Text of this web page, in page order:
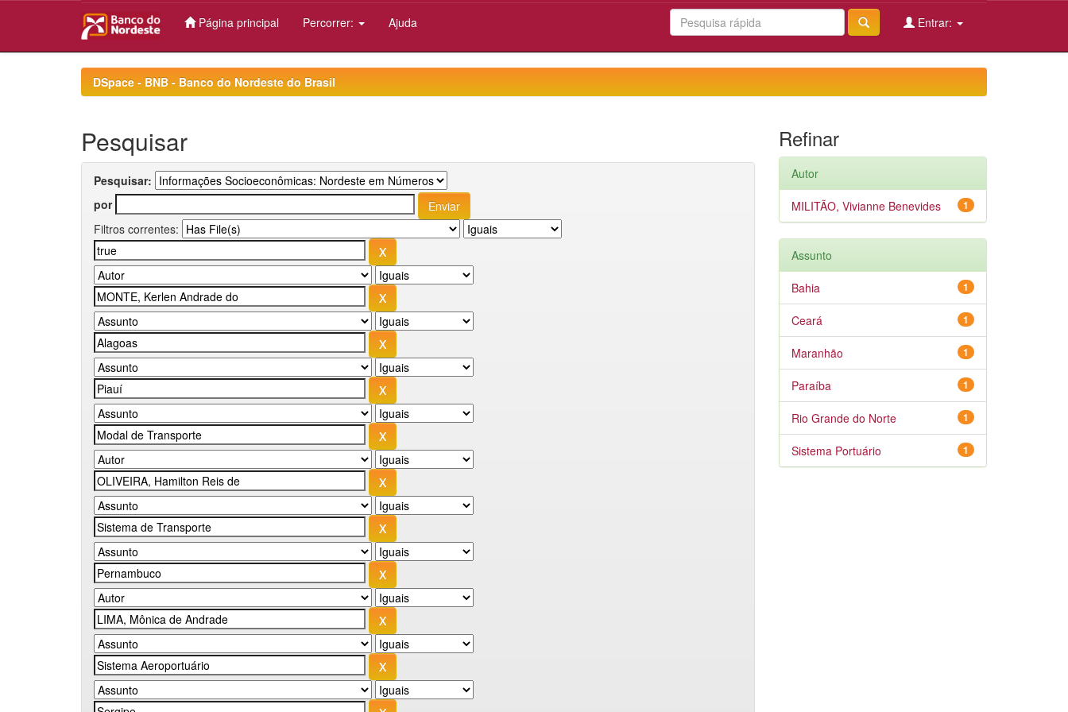
Página principal Percorrer: Ajuda Entrar:
DSpace - BNB - Banco do Nordeste do Brasil
Pesquisar
Pesquisar:
por
Filtros correntes:
Refinar
Autor
1
MILITÃO, Vivianne Benevides
Assunto
1
Bahia
1
Ceará
1
Maranhão
1
Paraíba
1
Rio Grande do Norte
1
Sistema Portuário